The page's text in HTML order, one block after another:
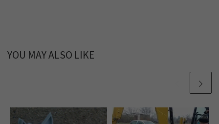
YOU MAY ALSO LIKE